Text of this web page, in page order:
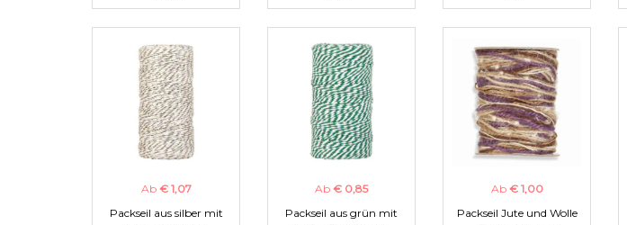
Ab € 1,07
Packseil aus silber mit
Ab € 0,85
Packseil aus grün mit
Ab € 1,00
Packseil Jute und Wolle